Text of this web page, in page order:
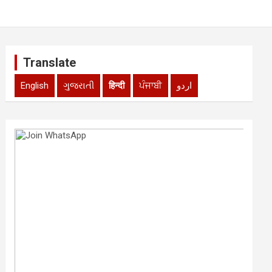
Translate
English ગુજરાતી हिन्दी ਪੰਜਾਬੀ اردو